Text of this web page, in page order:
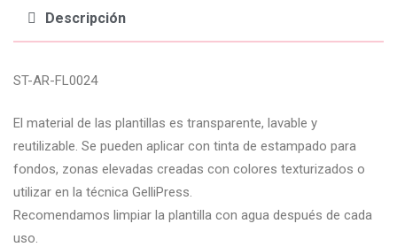
Descripción
ST-AR-FL0024
El material de las plantillas es transparente, lavable y
reutilizable. Se pueden aplicar con tinta de estampado para
fondos, zonas elevadas creadas con colores texturizados o
utilizar en la técnica GelliPress.
Recomendamos limpiar la plantilla con agua después de cada
uso.